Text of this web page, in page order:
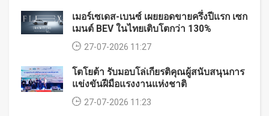
เมอร์เซเดส-เบนซ์ เผยยอดขายครึ่งปีแรก เซก
เมนต์ BEV ในไทยเติบโตกว่า 130%
27-07-2026 11:27
โตโยต้า รับมอบโล่เกียรติคุณผู้สนับสนุนการ
แข่งขันฝีมือแรงงานแห่งชาติ
27-07-2026 11:23